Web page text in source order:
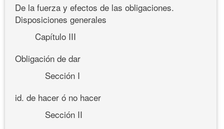
De la fuerza y efectos de las obligaciones.
Disposiciones generales
Capítulo III
Obligación de dar
Sección I
id. de hacer ó no hacer
Sección II